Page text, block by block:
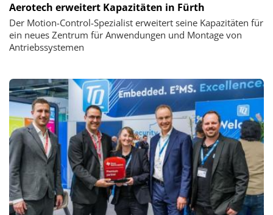
Aerotech erweitert Kapazitäten in Fürth
Der Motion-Control-Spezialist erweitert seine Kapazitäten für
ein neues Zentrum für Anwendungen und Montage von
Antriebssystemen